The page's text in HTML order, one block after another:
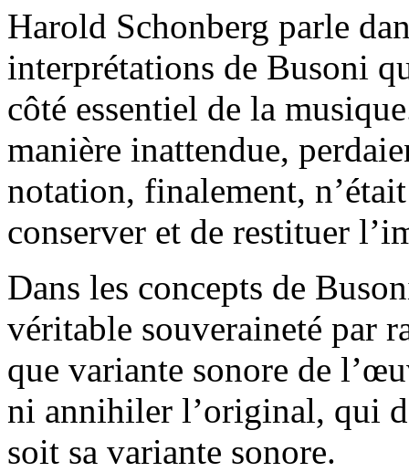
Harold Schonberg parle
interprétations de Busoni
côté essentiel de la
manière inattendue,
notation, finalement,
conserver et de restituer
Dans les concepts de
véritable souveraineté par
que variante sonore de
ni annihiler l’original, qui
soit sa variante sonore.